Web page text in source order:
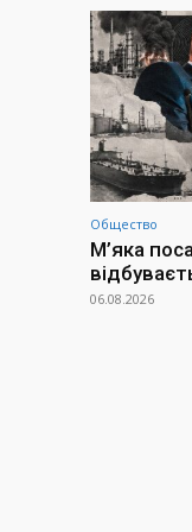
Общество
М’яка
06.08.2026